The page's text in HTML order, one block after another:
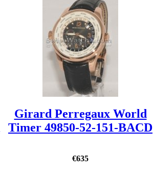
Girard Perregaux World
Timer 49850-52-151-BACD
€635